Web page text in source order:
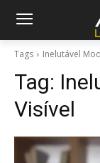
Tags Inelutável
Tag:
Visível